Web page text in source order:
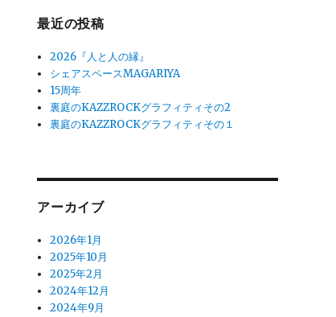
最近の投稿
2026『人と人の縁』
シェアスペースMAGARIYA
15周年
裏庭のKAZZROCKグラフィティその2
裏庭のKAZZROCKグラフィティその１
アーカイブ
2026年1月
2025年10月
2025年2月
2024年12月
2024年9月